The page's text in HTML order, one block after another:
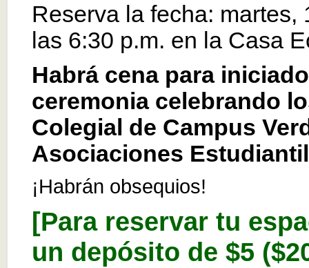
Reserva la fecha: martes,
las 6:30 p.m. en la Casa
Habrá cena para
ceremonia celebrando
Colegial de Campus
Asociaciones
¡Habrán obsequios!
[Para reservar tu
un depósito de $5